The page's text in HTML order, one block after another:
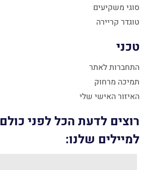
סוגי משקיעים
טוגדר קריירה
טכני
התחברות לאתר
תמיכה מרחוק
האיזור האישי שלי
רוצים לדעת הכל לפני
למיילים שלנו: